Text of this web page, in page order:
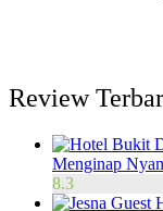
Review
Menginap
8.3